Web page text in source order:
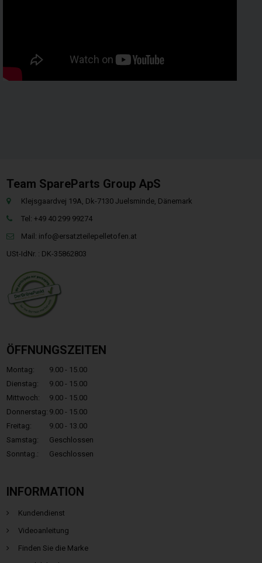
Team SpareParts Group ApS
Klejsgaardvej 19A, Dk-7130 Juelsminde, Dänemark
Tel: +49 40 299 99274
Mail: info@ersatzteilepelletofen.at
USt-IdNr. : DK-35862803
ÖFFNUNGSZEITEN
Montag:
9.00 - 15.00
Dienstag:
9.00 - 15.00
Mittwoch:
9.00 - 15.00
Donnerstag: 9.00 - 15.00
Freitag:
9.00 - 13.00
Samstag:
Geschlossen
Sonntag.:
Geschlossen
INFORMATION
Kundendienst
Videoanleitung
Finden Sie die Marke